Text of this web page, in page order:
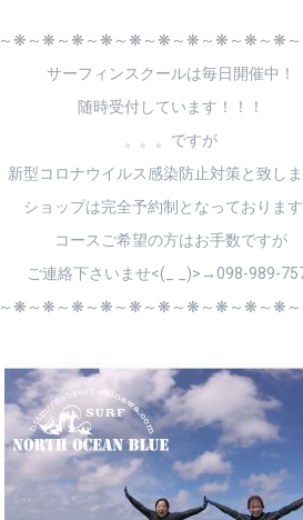
～❋～❋～❋～❋～❋～❋～❋～❋～❋～❋
サーフィンスクールは毎日開催中！
随時受付しています！！！
。。。ですが
新型コロナウイルス感染防止対策と致し
ショップは完全予約制となっております
コースご希望の方はお手数ですが
ご連絡下さいませ<(_ _)>→098-989-
～❋～❋～❋～❋～❋～❋～❋～❋～❋～❋